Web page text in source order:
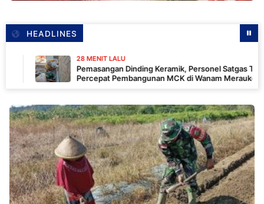
HEADLINES
28 MENIT LALU
Pemasangan Dinding Keramik, Personel Satgas TMMD
Percepat Pembangunan MCK di Wanam Merauke